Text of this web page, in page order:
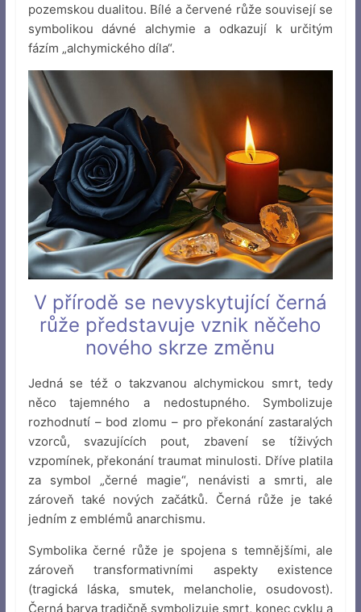
pozemskou dualitou. Bílé a červené růže souvisejí se
symbolikou dávné alchymie a odkazují k určitým
fázím „alchymického díla“.
V přírodě se nevyskytující černá
růže představuje vznik něčeho
nového skrze změnu
Jedná se též o takzvanou alchymickou smrt, tedy
něco tajemného a nedostupného. Symbolizuje
rozhodnutí – bod zlomu – pro překonání zastaralých
vzorců, svazujících pout, zbavení se tíživých
vzpomínek, překonání traumat minulosti. Dříve platila
za symbol „černé magie“, nenávisti a smrti, ale
zároveň také nových začátků. Černá růže je také
jedním z emblémů anarchismu.
Symbolika černé růže je spojena s temnějšími, ale
zároveň transformativními aspekty existence
(tragická láska, smutek, melancholie, osudovost).
Černá barva tradičně symbolizuje smrt, konec cyklu a